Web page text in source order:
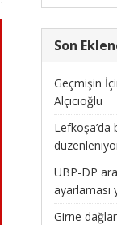
Son
Geçmişin
Alçıcıoğlu
Lefkoşa’da
UBP-DP
ayarlaması
Girne